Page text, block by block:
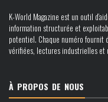
K-World Magazine est un outil
information structurée et
potentiel. Chaque numéro fournit
vérifiées, lectures industrielles et
À PROPOS DE NOUS